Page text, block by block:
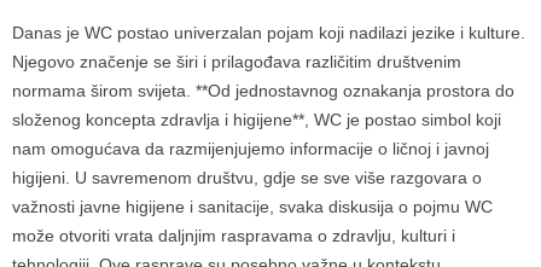
Danas je WC postao univerzalan pojam koji nadilazi jezike i kulture.
Njegovo značenje se širi i prilagođava različitim društvenim
normama širom svijeta. **Od jednostavnog oznakanja prostora do
složenog koncepta zdravlja i higijene**, WC je postao simbol koji
nam omogućava da razmijenjujemo informacije o ličnoj i javnoj
higijeni. U savremenom društvu, gdje se sve više razgovara o
važnosti javne higijene i sanitacije, svaka diskusija o pojmu WC
može otvoriti vrata daljnjim raspravama o zdravlju, kulturi i